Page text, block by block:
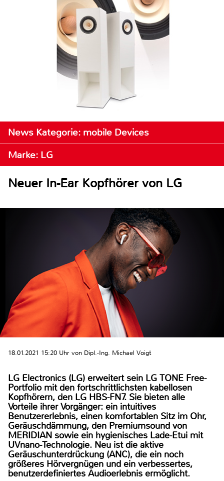
News Kategorie: mobile Devices
Marke: LG
Neuer In-Ear Kopfhörer von LG
18.01.2021 15:20 Uhr von Dipl.-Ing. Michael Voigt
LG Electronics (LG) erweitert sein LG TONE Free-
Portfolio mit den fortschrittlichsten kabellosen
Kopfhörern, den LG HBS-FN7. Sie bieten alle
Vorteile ihrer Vorgänger: ein intuitives
Benutzererlebnis, einen komfortablen Sitz im Ohr,
Geräuschdämmung, den Premiumsound von
MERIDIAN sowie ein hygienisches Lade-Etui mit
UVnano-Technologie. Neu ist die aktive
Geräuschunterdrückung (ANC), die ein noch
größeres Hörvergnügen und ein verbessertes,
benutzerdefiniertes Audioerlebnis ermöglicht.